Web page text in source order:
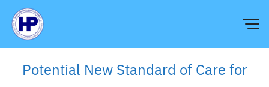
content
Potential New Standard of Care for